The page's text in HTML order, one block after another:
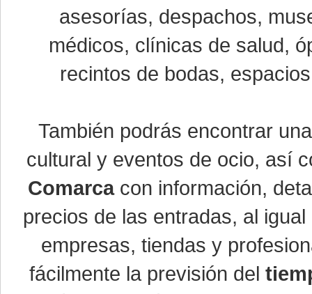
asesorías, despachos,
médicos, clínicas de salud,
recintos de bodas,
También podrás encontrar
cultural y eventos de ocio, así
Comarcacon información,
precios de las entradas, al
empresas, tiendas y
fácilmente la previsión del